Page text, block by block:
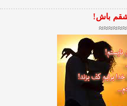
باش!